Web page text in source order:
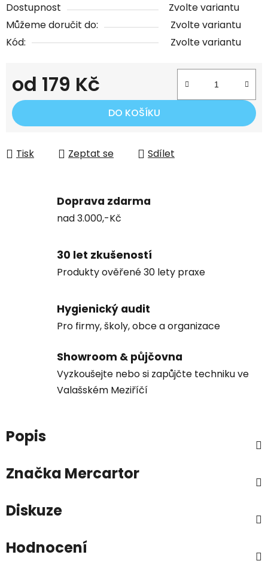
Dostupnost
Zvolte variantu
Můžeme doručit do:
Zvolte variantu
Kód:
Zvolte variantu
od 179 Kč
Měrná cena:
DO KOŠÍKU
Tisk Zeptat se Sdílet
Doprava zdarma
nad 3.000,-Kč
30 let zkušeností
Produkty ověřené 30 lety praxe
Hygienický audit
Pro firmy, školy, obce a organizace
Showroom & půjčovna
Vyzkoušejte nebo si zapůjčte techniku ve
Valašském Meziříčí
Popis
Značka Mercartor
Diskuze
Hodnocení